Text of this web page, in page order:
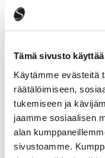
Tämä sivusto
Käytämme evästeitä
räätälöimiseen,
tukemiseen ja
jaamme sosiaalisen
alan
sivustoamme.
Varhaiskasvatus ja
Myrsky
päätelmä
Ajankohtaista